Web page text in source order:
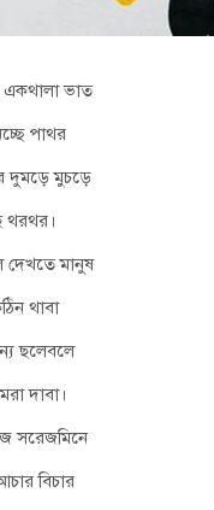
একথালা ভাত
পাথর
দুমড়ে মুচড়ে
থরথর।
মানুষ
থাবা
ছলেবলে
দাবা।
সরেজমিনে
বিচার